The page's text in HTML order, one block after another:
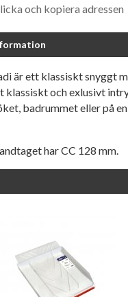
och kopiera adressen
är ett klassiskt snyggt
klassiskt och exlusivt
badrummet eller på
har CC 128 mm.